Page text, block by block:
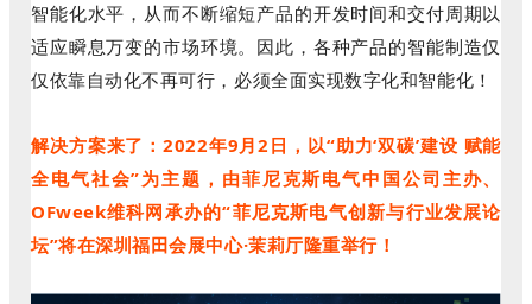
智能化水平，从而不断缩短产品的开发时间和交付周期以
适应瞬息万变的市场环境。因此，各种产品的智能制造仅
仅依靠自动化不再可行，必须全面实现数字化和智能化！
解决方案来了：2022年9月2日，以“助力‘双碳’建设 赋能
全电气社会”为主题，由菲尼克斯电气中国公司主办、
OFweek维科网承办的“菲尼克斯电气创新与行业发展论
坛”将在深圳福田会展中心·茉莉厅隆重举行！